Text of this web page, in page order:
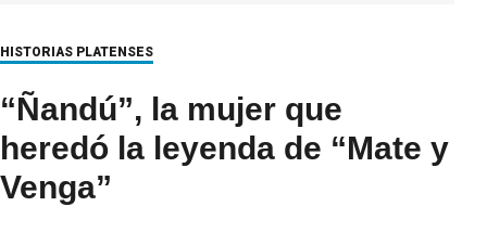
HISTORIAS PLATENSES
“Ñandú”, la mujer que
heredó la leyenda de “Mate y
Venga”